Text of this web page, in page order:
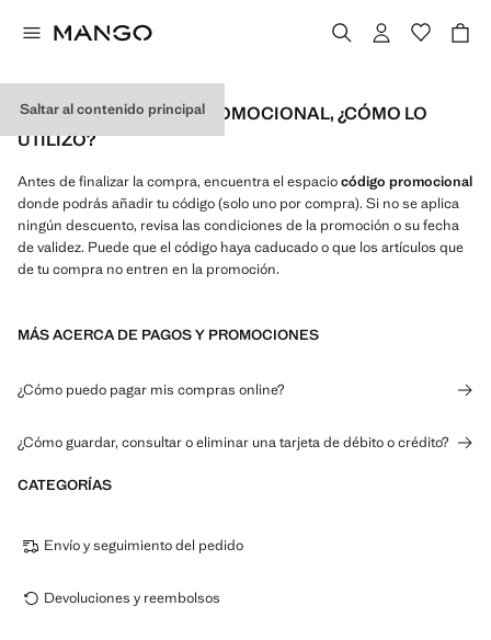
Saltar al contenido principal
TENGO UN CÓDIGO PROMOCIONAL, ¿CÓMO LO
UTILIZO?
Antes de finalizar la compra, encuentra el espaciocódigo promocional
donde podrás añadir tu código (solo uno por compra). Si no se aplica
ningún descuento, revisa las condiciones de la promoción o su fecha
de validez. Puede que el código haya caducado o que los artículos que
de tu compra no entren en la promoción.
MÁS ACERCA DE PAGOS Y PROMOCIONES
¿Cómo puedo pagar mis compras online?
¿Cómo guardar, consultar o eliminar una tarjeta de débito o crédito?
CATEGORÍAS
Envío y seguimiento del pedido
Devoluciones y reembolsos